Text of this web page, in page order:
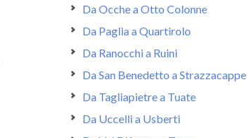
Da Ocche a Otto Colonne
Da Paglia a Quartirolo
Da Ranocchi a Ruini
Da San Benedetto a Strazzacappe
Da Tagliapietre a Tuate
Da Uccelli a Usberti